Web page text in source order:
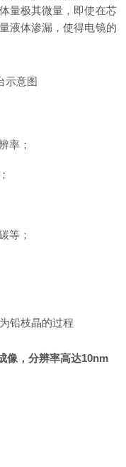
量极其微量，即使在芯
液体渗漏，使得电镜的
示意图
率；
；
等；
铅枝晶的过程
像，分辨率高达10nm